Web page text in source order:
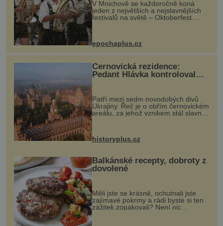
V Mnichově se každoročně koná
jeden z největších a nejslavnějších
festivalů na světě – Oktoberfest.
návštěvníků, kteří si vychutnávají
kultur...
epochaplus.cz
Černovická rezidence:
Pedant Hlávka kontroloval
Patří mezi sedm novodobých divů
Ukrajiny. Řeč je o obřím černovickém
areálu, za jehož vznikem stál slavný
český architekt Josef Hlávka. Ten si
na něm dal mimořádně záležet. Jeho
stavební plány by při ...
historyplus.cz
Balkánské recepty, dobroty z
dovolené
Měli jste se krásně, ochutnali jste
zajímavé pokrmy a rádi byste si ten
zážitek zopakovali? Není nic
snazšího. Pljeskavica (10 porcí)
Možná jste ji ochutnali na dovolené v